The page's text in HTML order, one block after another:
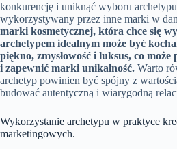
konkurencję i uniknąć wyboru
wykorzystywany przez inne marki w
marki kosmetycznej, która chce się
archetypem idealnym może być
piękno, zmysłowość i luksus, co
i zapewnić marki unikalność. Warto
archetyp powinien być spójny z
budować autentyczną i wiarygodną
Wykorzystanie archetypu w praktyce
marketingowych.